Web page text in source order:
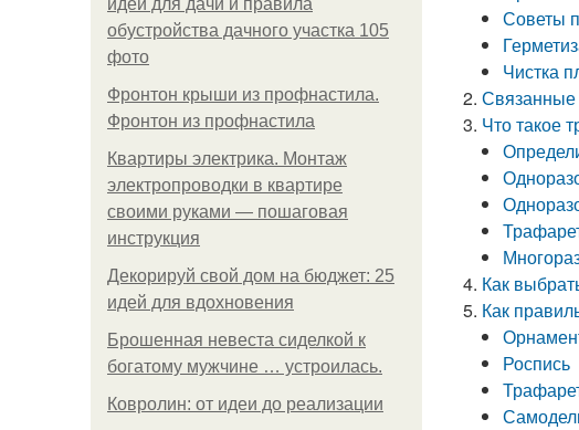
идеи для дачи и правила
обустройства дачного участка 105
фото
Фронтон крыши из профнастила.
Фронтон из профнастила
Квартиры электрика. Монтаж
электропроводки в квартире
своими руками — пошаговая
инструкция
Декорируй свой дом на бюджет: 25
идей для вдохновения
Брошенная невеста сиделкой к
богатому мужчине … устроилась.
Ковролин: от идеи до реализации
Советы
Чистка
Связанные
Что такое
Как
Как
Роспись